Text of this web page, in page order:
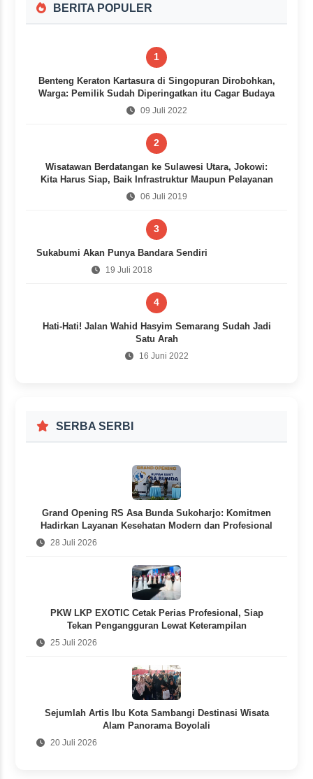
BERITA POPULER
1
Benteng Keraton Kartasura di Singopuran Dirobohkan,
Warga: Pemilik Sudah Diperingatkan itu Cagar Budaya
09 Juli 2022
2
Wisatawan Berdatangan ke Sulawesi Utara, Jokowi:
Kita Harus Siap, Baik Infrastruktur Maupun Pelayanan
06 Juli 2019
3
Sukabumi Akan Punya Bandara Sendiri
19 Juli 2018
4
Hati-Hati! Jalan Wahid Hasyim Semarang Sudah Jadi
Satu Arah
16 Juni 2022
SERBA SERBI
Grand Opening RS Asa Bunda Sukoharjo: Komitmen
Hadirkan Layanan Kesehatan Modern dan Profesional
28 Juli 2026
PKW LKP EXOTIC Cetak Perias Profesional, Siap
Tekan Pengangguran Lewat Keterampilan
25 Juli 2026
Sejumlah Artis Ibu Kota Sambangi Destinasi Wisata
Alam Panorama Boyolali
20 Juli 2026